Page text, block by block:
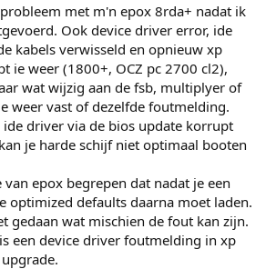
met m'n epox 8rda+ nadat ik
Ook device driver error, ide
kabels verwisseld en opnieuw xp
ie weer (1800+, OCZ pc 2700 cl2),
wat wijzig aan de fsb, multiplyer of
weer vast of dezelfde foutmelding.
driver via de bios update korrupt
je harde schijf niet optimaal booten
epox begrepen dat nadat je een
optimized defaults daarna moet laden.
gedaan wat mischien de fout kan zijn.
een device driver foutmelding in xp